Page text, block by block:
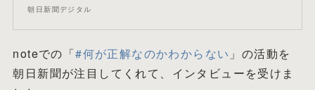
朝日新聞デジタル
noteでの「#何が正解なのかわからない 」の活動を
朝日新聞が注目してくれて、インタビューを受けま